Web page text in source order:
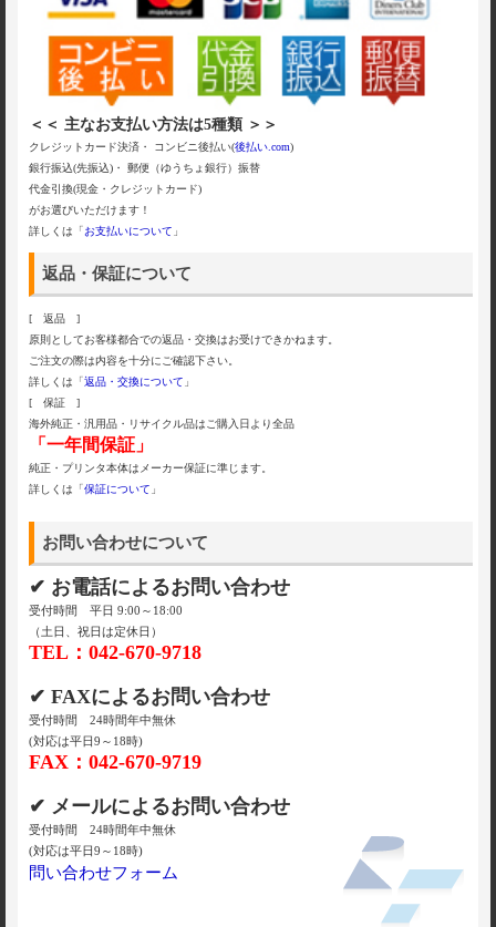
＜＜ 主なお支払い方法は5種類 ＞＞
クレジットカード決済・ コンビニ後払い(後払い.com)
銀行振込(先振込)・ 郵便（ゆうちょ銀行）振替
代金引換(現金・クレジットカード)
がお選びいただけます！
詳しくは「お支払いについて 」
返品・保証について
[ 返品 ]
原則としてお客様都合での返品・交換はお受けできかねます。
ご注文の際は内容を十分にご確認下さい。
詳しくは「返品・交換について 」
[ 保証 ]
海外純正・汎用品・リサイクル品はご購入日より全品
「一年間保証」
純正・プリンタ本体はメーカー保証に準じます。
詳しくは「保証について 」
お問い合わせについて
✔ お電話によるお問い合わせ
受付時間 平日 9:00～18:00
（土日、祝日は定休日）
TEL：042-670-9718
✔ FAXによるお問い合わせ
受付時間 24時間年中無休
(対応は平日9～18時)
FAX：042-670-9719
✔ メールによるお問い合わせ
受付時間 24時間年中無休
(対応は平日9～18時)
問い合わせフォーム